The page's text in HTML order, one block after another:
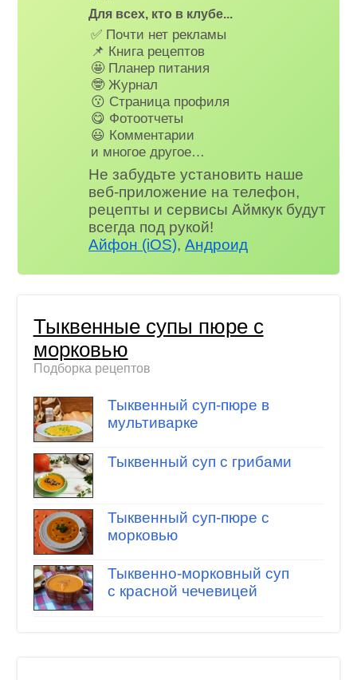
Для всех, кто в клубе...
✅ Почти нет рекламы
📌 Книга рецептов
🤩 Планер питания
🤓 Журнал
😗 Страница профиля
😋 Фотоотчеты
😃 Комментарии
и многое другое…
Не забудьте установить наше
веб-приложение на телефон,
рецепты и сервисы Аймкук будут
всегда под рукой!
Айфон (iOS),Андроид
Тыквенные супы пюре с
морковью
Подборка рецептов
Тыквенный суп-пюре в
мультиварке
Тыквенный суп с грибами
Тыквенный суп-пюре с
морковью
Тыквенно-морковный суп
с красной чечевицей